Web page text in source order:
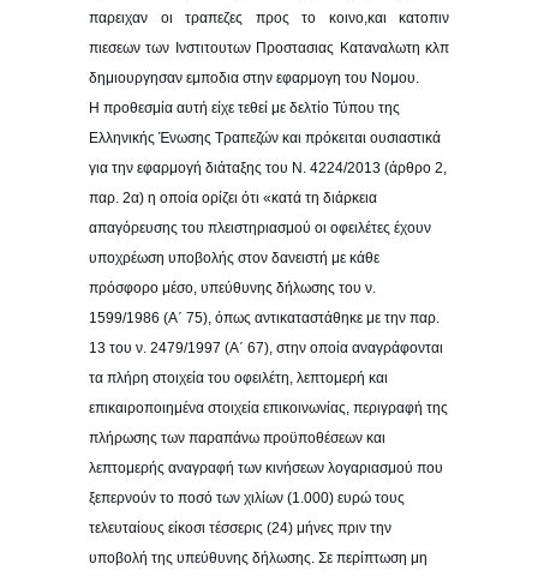
παρειχαν οι τραπεζες προς το κοινο,και κατοπιν
πιεσεων των Ινστιτουτων Προστασιας Καταναλωτη κλπ
δημιουργησαν εμποδια στην εφαρμογη του Νομου.
Η προθεσμία αυτή είχε τεθεί με δελτίο Τύπου της
Ελληνικής Ένωσης Τραπεζών και πρόκειται ουσιαστικά
για την εφαρμογή διάταξης του Ν. 4224/2013 (άρθρο 2,
παρ. 2α) η οποία ορίζει ότι «κατά τη διάρκεια
απαγόρευσης του πλειστηριασμού οι οφειλέτες έχουν
υποχρέωση υποβολής στον δανειστή με κάθε
πρόσφορο μέσο, υπεύθυνης δήλωσης του ν.
1599/1986 (Α΄ 75), όπως αντικαταστάθηκε με την παρ.
13 του ν. 2479/1997 (Α΄ 67), στην οποία αναγράφονται
τα πλήρη στοιχεία του οφειλέτη, λεπτομερή και
επικαιροποιημένα στοιχεία επικοινωνίας, περιγραφή της
πλήρωσης των παραπάνω προϋποθέσεων και
λεπτομερής αναγραφή των κινήσεων λογαριασμού που
ξεπερνούν το ποσό των χιλίων (1.000) ευρώ τους
τελευταίους είκοσι τέσσερις (24) μήνες πριν την
υποβολή της υπεύθυνης δήλωσης. Σε περίπτωση μη